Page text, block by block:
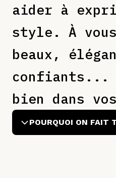
aider à
style. À
beaux,
confiants...
bien dans
POURQUOI ON FAIT